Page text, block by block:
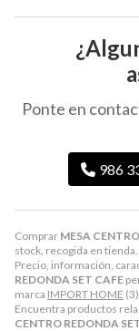
Comprar MESA
stock, recogida en tienda.
Precio, información,
REDONDA SET CAFE
marca IMPORT HOME (3).
Encuentra productos
CENTRO REDONDA
Ponte en
986